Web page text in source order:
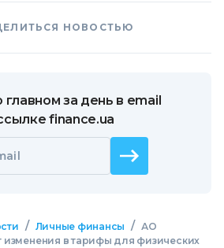
НОВОСТЬЮ
главном за день в email
finance.ua
/ Личные финансы / АО
изменения в тарифы для физических